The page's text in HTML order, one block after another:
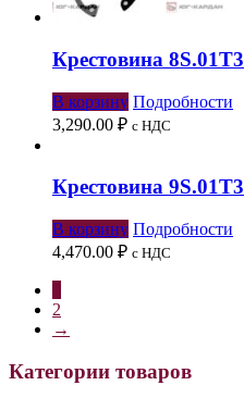
Крестовина 8S.01Т3
В корзину Подробности
3,290.00 ₽ с НДС
Крестовина 9S.01Т3
В корзину Подробности
4,470.00 ₽ с НДС
2
→
Категории товаров